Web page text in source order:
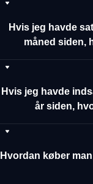
Hvis jeg havde
måned siden,
Hvis jeg havde
år siden,
Hvordan køber